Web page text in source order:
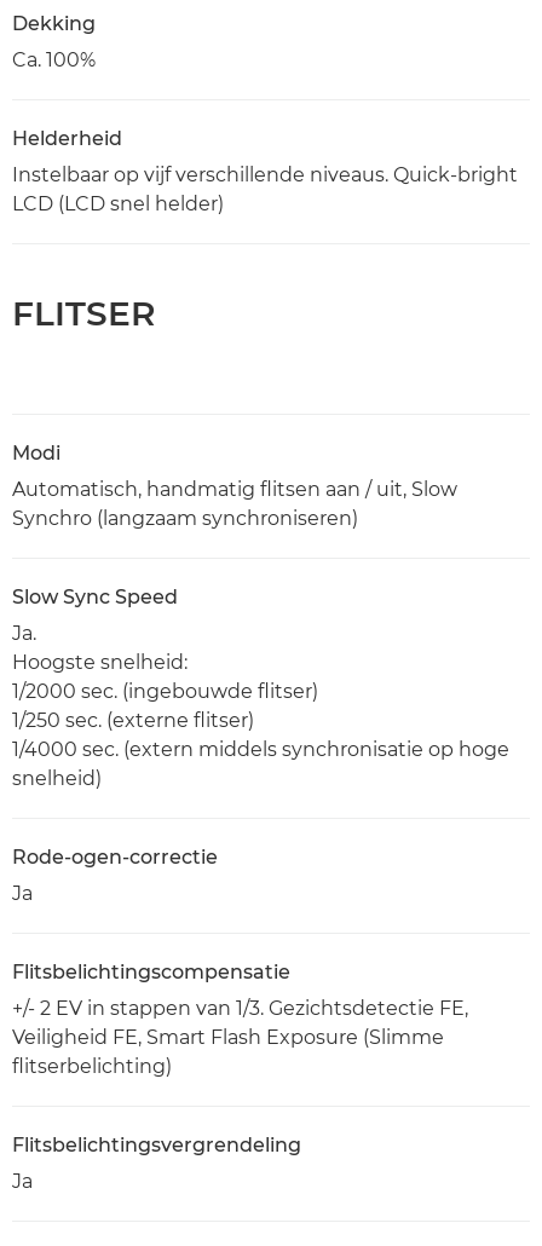
Dekking
Ca. 100%
Helderheid
Instelbaar op vijf verschillende niveaus. Quick-bright
LCD (LCD snel helder)
FLITSER
Modi
Automatisch, handmatig flitsen aan / uit, Slow
Synchro (langzaam synchroniseren)
Slow Sync Speed
Ja.
Hoogste snelheid:
1/2000 sec. (ingebouwde flitser)
1/250 sec. (externe flitser)
1/4000 sec. (extern middels synchronisatie op hoge
snelheid)
Rode-ogen-correctie
Ja
Flitsbelichtingscompensatie
+/- 2 EV in stappen van 1/3. Gezichtsdetectie FE,
Veiligheid FE, Smart Flash Exposure (Slimme
flitserbelichting)
Flitsbelichtingsvergrendeling
Ja